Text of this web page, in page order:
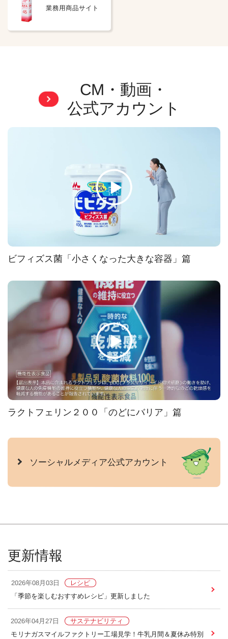
業務用商品サイト
CM・動画・
公式アカウント
ビフィズス菌「小さくなった大きな容器」篇
ラクトフェリン２００「のどにバリア」篇
ソーシャルメディア公式アカウント
更新情報
2026年08月03日 レシピ
「季節を楽しむおすすめレシピ」更新しました
2026年04月27日 サステナビリティ
モリナガスマイルファクトリー工場見学！牛乳月間＆夏休み特別